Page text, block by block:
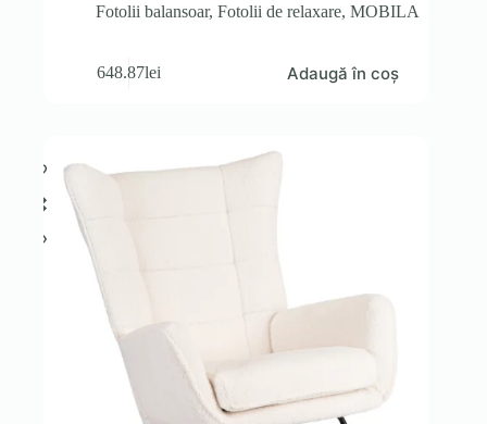
Fotolii balansoar,Fotolii de relaxare,MOBILA
648.87lei Adaugă în coș